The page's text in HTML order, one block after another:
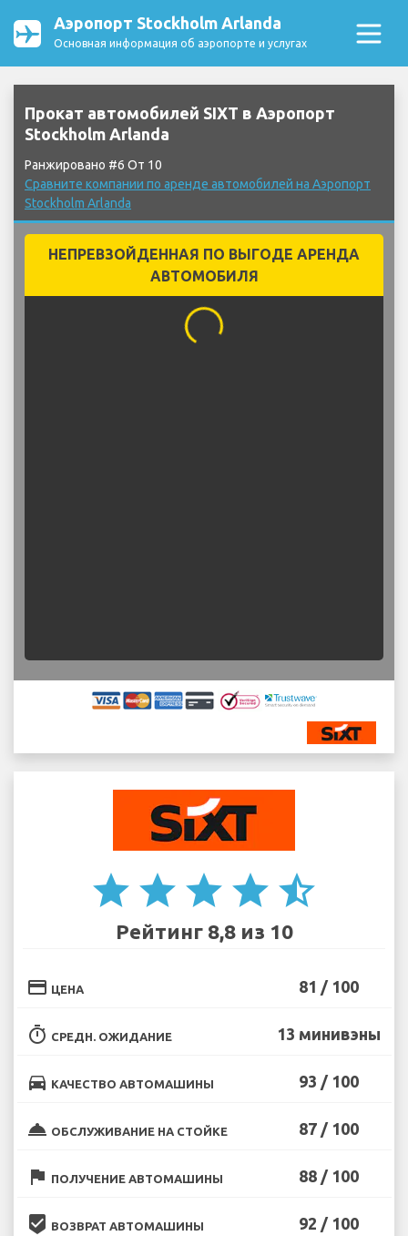
Аэропорт Stockholm Arlanda
Основная информация об аэропорте и услугах
Прокат автомобилей SIXT в Аэропорт
Stockholm Arlanda
Ранжировано #6 От 10
Сравните компании по аренде автомобилей на Аэропорт
Stockholm Arlanda
НЕПРЕВЗОЙДЕННАЯ ПО ВЫГОДЕ АРЕНДА
АВТОМОБИЛЯ
...
star star star star star_half
Рейтинг 8,8 из 10
credit_card ЦЕНА 81 / 100
timer СРЕДН. ОЖИДАНИЕ 13 минивэны
directions_car КАЧЕСТВО АВТОМАШИНЫ 93 / 100
room_service ОБСЛУЖИВАНИЕ НА СТОЙКЕ 87 / 100
flag ПОЛУЧЕНИЕ АВТОМАШИНЫ 88 / 100
beenhere ВОЗВРАТ АВТОМАШИНЫ 92 / 100